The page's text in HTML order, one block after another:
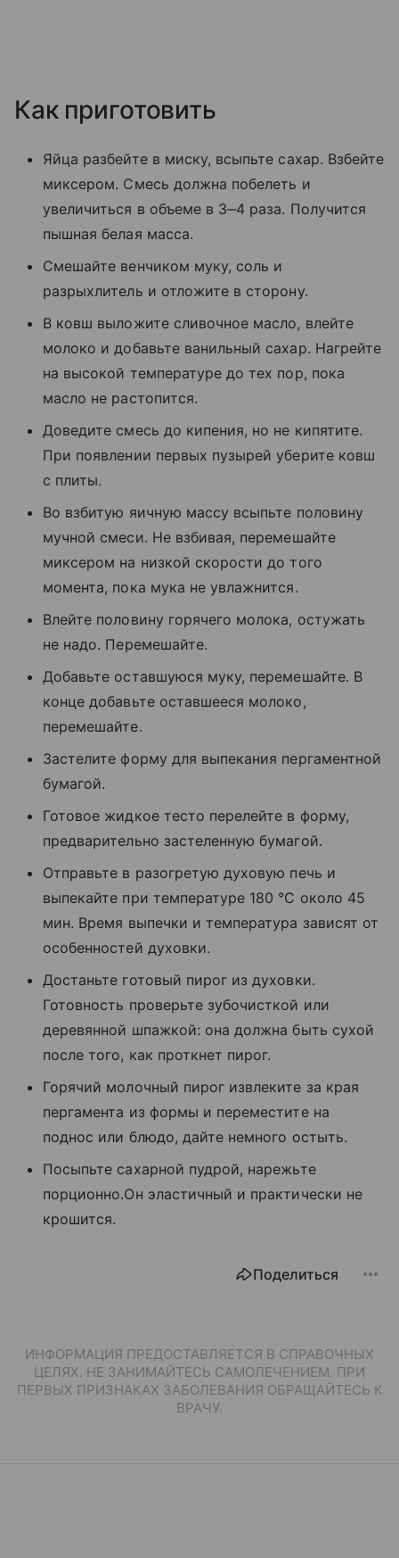
Как приготовить
Яйца разбейте в миску, всыпьте сахар. Взбейте
миксером. Смесь должна побелеть и
увеличиться в объеме в 3‒4 раза. Получится
пышная белая масса.
Смешайте венчиком муку, соль и
разрыхлитель и отложите в сторону.
В ковш выложите сливочное масло, влейте
молоко и добавьте ванильный сахар. Нагрейте
на высокой температуре до тех пор, пока
масло не растопится.
Доведите смесь до кипения, но не кипятите.
При появлении первых пузырей уберите ковш
с плиты.
Во взбитую яичную массу всыпьте половину
мучной смеси. Не взбивая, перемешайте
миксером на низкой скорости до того
момента, пока мука не увлажнится.
Влейте половину горячего молока, остужать
не надо. Перемешайте.
Добавьте оставшуюся муку, перемешайте. В
конце добавьте оставшееся молоко,
перемешайте.
Застелите форму для выпекания пергаментной
бумагой.
Готовое жидкое тесто перелейте в форму,
предварительно застеленную бумагой.
Отправьте в разогретую духовую печь и
выпекайте при температуре 180 °С около 45
мин. Время выпечки и температура зависят от
особенностей духовки.
Достаньте готовый пирог из духовки.
Готовность проверьте зубочисткой или
деревянной шпажкой: она должна быть сухой
после того, как проткнет пирог.
Горячий молочный пирог извлеките за края
пергамента из формы и переместите на
поднос или блюдо, дайте немного остыть.
Посыпьте сахарной пудрой, нарежьте
порционно.Он эластичный и практически не
крошится.
Поделиться
ИНФОРМАЦИЯ ПРЕДОСТАВЛЯЕТСЯ В СПРАВОЧНЫХ
ЦЕЛЯХ. НЕ ЗАНИМАЙТЕСЬ САМОЛЕЧЕНИЕМ. ПРИ
ПЕРВЫХ ПРИЗНАКАХ ЗАБОЛЕВАНИЯ ОБРАЩАЙТЕСЬ К
ВРАЧУ.